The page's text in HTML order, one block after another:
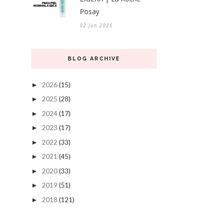
Posay
02 Jun 2026
BLOG ARCHIVE
► 2026(15)
► 2025 (28)
► 2024(17)
► 2023 (17)
► 2022 (33)
► 2021 (45)
► 2020(33)
► 2019 (51)
► 2018 (121)